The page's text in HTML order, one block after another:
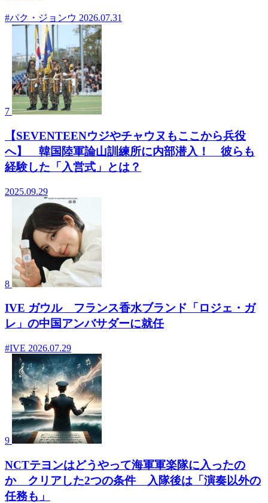
#パク・ジョンウ 2026.07.31
7
【SEVENTEENウジやチャウヌもここから兵役
へ】 韓国陸軍論山訓練所に内部潜入！ 彼らも
経験した「入営式」とは？
2025.09.29
8
IVE ガウル フランス香水ブランド「ロジェ・ガ
レ」の中国アンバサダーに就任
#IVE 2026.07.29
9
NCTテヨンはどうやって海軍軍楽隊に入ったの
か クリアした2つの条件 入隊後は「演奏以外の
任務も」